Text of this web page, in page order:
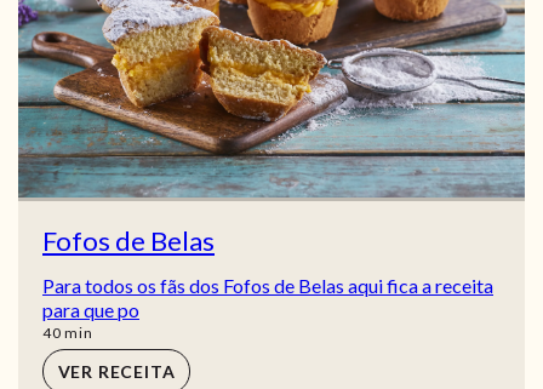
Fofos de Belas
Para todos os fãs dos Fofos de Belas aqui fica a receita
para que po
40min
min
VER RECEITA